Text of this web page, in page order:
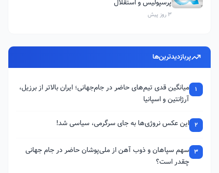
پرسپولیس و استقلال
3 روز پیش
پربازدیدترین‌ها
1
میانگین قدی تیم‌های حاضر در جام‌جهانی؛ ایران بالاتر از برزیل،
آرژانتین و اسپانیا
2 این عکس نروژی‌ها به جای سرگرمی، سیاسی شد!
3 سهم سپاهان و ذوب آهن از ملی‌پوشان حاضر در جام جهانی
چقدر است؟